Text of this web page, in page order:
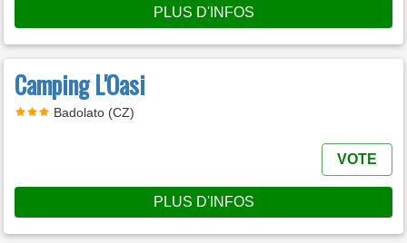
PLUS D'INFOS
Camping L'Oasi
Badolato (CZ)
VOTE
PLUS D'INFOS